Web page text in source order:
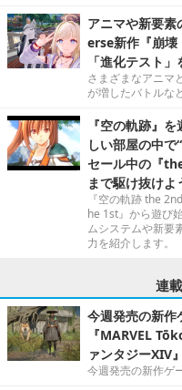
アニマや新要素
erse新作『崩壊
「進化テスト」
さまざまなアニマ
が増したバトルな
『空の軌跡』
しい部屋の中
セール中の『
まで駆け抜けよ
『空の軌跡 the
he 1st』から遊び
ムシステムや新要
力を紹介します。
連
今週発売の新
『MARVEL
ァンタジーXIV
今週発売の新作ゲ